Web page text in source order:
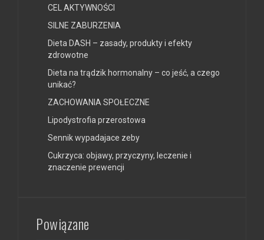
CEL AKTYWNOŚCI
SILNE ZABURZENIA
Dieta DASH – zasady, produkty i efekty
zdrowotne
Dieta na trądzik hormonalny – co jeść, a czego
unikać?
ZACHOWANIA SPOŁECZNE
Lipodystrofia przerostowa
Sennik wypadajace zeby
Cukrzyca: objawy, przyczyny, leczenie i
znaczenie prewencji
Powiązane